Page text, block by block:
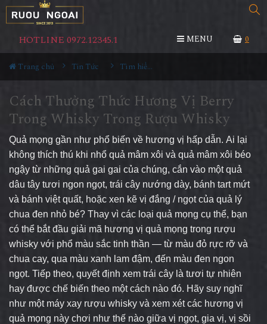
0
HOTLINE 0972.12345.1 MENU
Trang chủ Tin Tức Tìm hiểu về rượu
Cách Thưởng Thức Hương Vị Berry
Trong Whisky Trong Rượu Whisky
Quả mọng gần như phổ biến về hương vị hấp dẫn. Ai lại
không thích thú khi nhổ quả mâm xôi và quả mâm xôi béo
ngậy từ những quả gai gai của chúng, cắn vào một quả
dâu tây tươi ngon ngọt, trái cây nướng dày, bánh tart mứt
và bánh việt quất, hoặc xen kẽ vị đắng / ngọt của quả lý
chua đen nhỏ bé? Thay vì các loại quả mọng cụ thể, bạn
có thể bắt đầu giải mã hương vị quả mọng trong rượu
whisky với phổ màu sắc tinh thần — từ màu đỏ rực rỡ và
chua cay, qua màu xanh lam đậm, đến màu đen ngon
ngọt. Tiếp theo, quyết định xem trái cây là tươi tự nhiên
hay được chế biến theo một cách nào đó. Hãy suy nghĩ
như một máy xay rượu whisky và xem xét các hương vị
quả mọng này chơi như thế nào giữa vị ngọt, gia vị, vị sồi